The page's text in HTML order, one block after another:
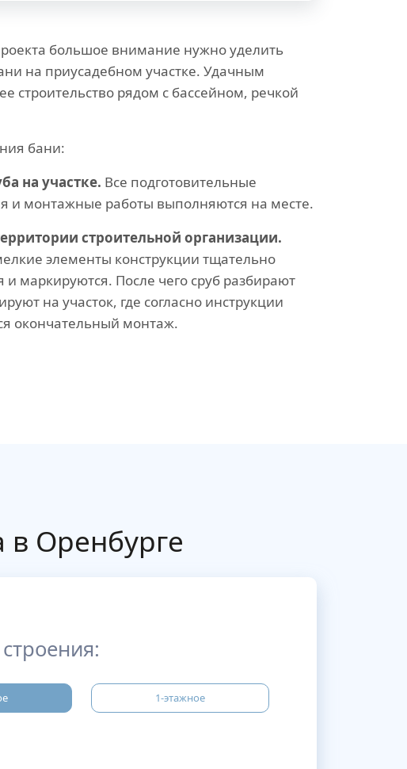
большое внимание нужно уделить
на приусадебном участке. Удачным
строительство рядом с бассейном, речкой
бани:
на участке. Все подготовительные
и монтажные работы выполняются на месте.
строительной организации.
элементы конструкции тщательно
и маркируются. После чего сруб разбирают
на участок, где согласно инструкции
окончательный монтаж.
в Оренбурге
1-этажное